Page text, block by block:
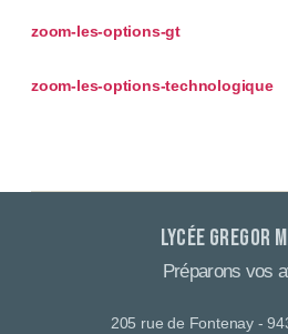
zoom-les-options-gt
zoom-les-options-technologique
Lycée Gregor
Préparons vos
205 rue de Fontenay -